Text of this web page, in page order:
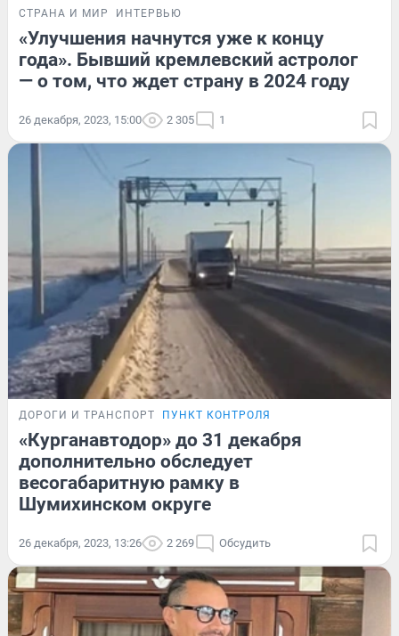
СТРАНА И МИР ИНТЕРВЬЮ
«Улучшения начнутся уже к концу
года». Бывший кремлевский астролог
— о том, что ждет страну в 2024 году
26 декабря, 2023, 15:00 2 305 1
ДОРОГИ И ТРАНСПОРТ ПУНКТ КОНТРОЛЯ
«Курганавтодор» до 31 декабря
дополнительно обследует
весогабаритную рамку в
Шумихинском округе
26 декабря, 2023, 13:26 2 269 Обсудить